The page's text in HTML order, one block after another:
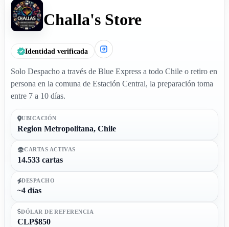
Challa's Store
Identidad verificada
Solo Despacho a través de Blue Express a todo Chile o retiro en
persona en la comuna de Estación Central, la preparación toma
entre 7 a 10 días.
UBICACIÓN
Region Metropolitana, Chile
CARTAS ACTIVAS
14.533 cartas
DESPACHO
~4 días
DÓLAR DE REFERENCIA
CLP$850